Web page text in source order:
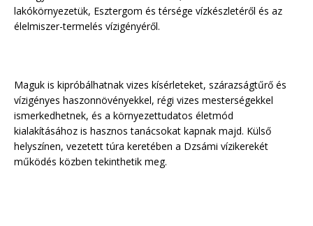
lakókörnyezetük, Esztergom és térsége vízkészletéről és az
élelmiszer-termelés vízigényéről.
Maguk is kipróbálhatnak vizes kísérleteket, szárazságtűrő és
vízigényes haszonnövényekkel, régi vizes mesterségekkel
ismerkedhetnek, és a környezettudatos életmód
kialakításához is hasznos tanácsokat kapnak majd. Külső
helyszínen, vezetett túra keretében a Dzsámi vízikerekét
működés közben tekinthetik meg.